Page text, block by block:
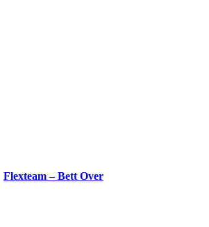
Flexteam – Bett Over